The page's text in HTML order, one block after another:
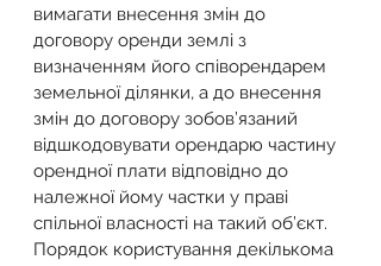
вимагати внесення змін до
договору оренди землі з
визначенням його співорендарем
земельної ділянки, а до внесення
змін до договору зобов’язаний
відшкодовувати орендарю частину
орендної плати відповідно до
належної йому частки у праві
спільної власності на такий об’єкт.
Порядок користування декількома